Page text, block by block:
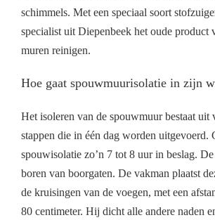
schimmels. Met een speciaal soort
specialist uit Diepenbeek het oude product
muren reinigen.
Hoe gaat spouwmuurisolatie in zijn
Het isoleren van de spouwmuur bestaat uit
stappen die in één dag worden uitgevoerd.
spouwisolatie zo’n 7 tot 8 uur in beslag. De
boren van boorgaten. De vakman plaatst
de kruisingen van de voegen, met een
80 centimeter. Hij dicht alle andere naden